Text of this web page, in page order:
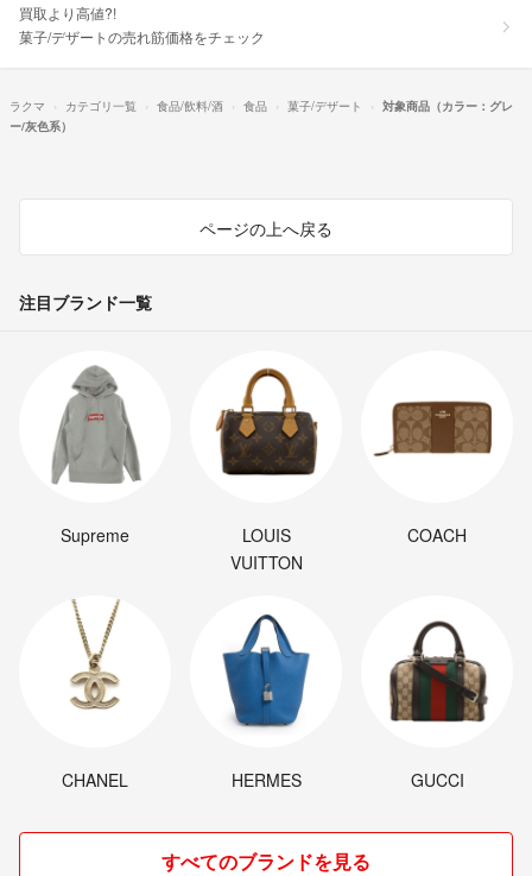
買取より高値?!
菓子/デザートの売れ筋価格をチェック
ラクマ カテゴリ一覧 食品/飲料/酒 食品 菓子/デザート
対象商品（カラー：グレ
ー/灰色系）
ページの上へ戻る
注目ブランド一覧
Supreme
LOUIS
VUITTON
COACH
CHANEL HERMES GUCCI
すべてのブランドを見る